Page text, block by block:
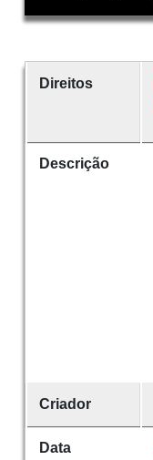
Direitos
Descrição
Criador
Data